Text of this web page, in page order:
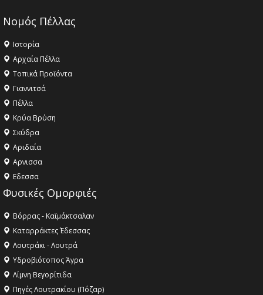
Νομός Πέλλας
Ιστορία
Αρχαία Πέλλα
Τοπικά Προϊόντα
Γιαννιτσά
Πέλλα
Κρύα Βρύση
Σκύδρα
Αριδαία
Aρνισσα
Eδεσσα
Φυσικές Ομορφιές
Βόρρας - Καϊμάκτσαλαν
Καταρράκτες Έδεσσας
Λουτράκι - Λουτρά
Υδροβιότοπος Άγρα
Λίμνη Βεγορίτιδα
Πηγές Λουτρακίου (Πόζαρ)